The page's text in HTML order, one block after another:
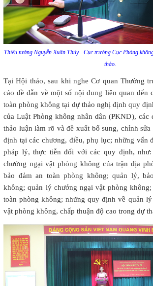
Thiếu tướng Nguyễn Xuân Thủy - Cục trưởng Cục Phòng
thảo.
Tại Hội thảo, sau khi nghe Cơ quan Thường
cáo đề dẫn về một số nội dung liên quan đến
toàn phòng không tại dự thảo nghị định quy
của Luật Phòng không nhân dân (PKND), các
thảo luận làm rõ và đề xuất bổ sung, chỉnh
định tại các chương, điều, phụ lục; những vấn
pháp lý, thực tiễn đối với các quy định,
chướng ngại vật phòng không của trận địa
bảo đảm an toàn phòng không; quản lý,
không; quản lý chướng ngại vật phòng
toàn phòng không; những quy định về quản
vật phòng không, chấp thuận độ cao trong dự